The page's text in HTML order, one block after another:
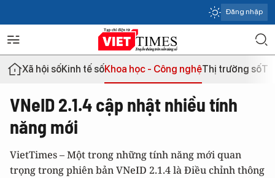
Đăng nhập
Xã hội sốKinh tế sốKhoa học - Công nghệThị trường số
VNeID 2.1.4 cập nhật nhiều tính
năng mới
VietTimes – Một trong những tính năng mới quan
trọng trong phiên bản VNeID 2.1.4 là Điều chỉnh thông